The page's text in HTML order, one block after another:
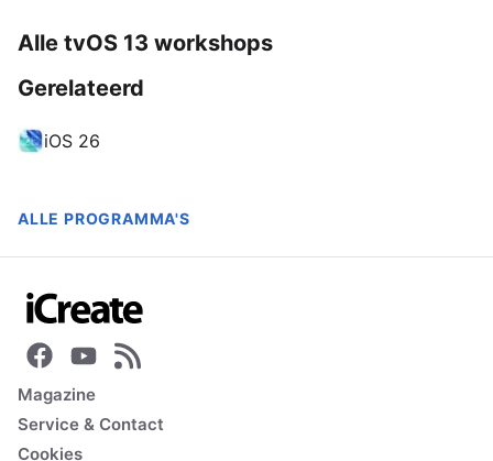
Gerelateerd
iOS 26
ALLE PROGRAMMA'S
Alle tvOS 13 workshops
Magazine
Service & Contact
Cookies